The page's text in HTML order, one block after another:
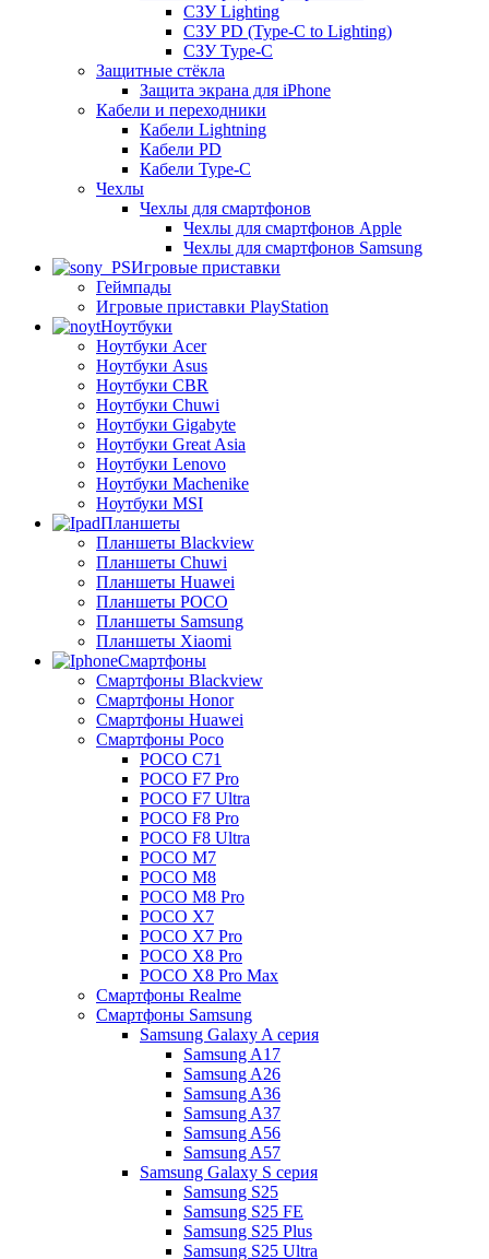
СЗУ Lighting
СЗУ PD (Type-C to Lighting)
СЗУ Type-C
Защитные стёкла
Защита экрана для iPhone
Кабели и переходники
Кабели Lightning
Кабели PD
Кабели Type-C
Чехлы
Чехлы для смартфонов
Чехлы для смартфонов Apple
Чехлы для смартфонов Samsung
Игровые приставки
Геймпады
Игровые приставки PlayStation
Ноутбуки
Ноутбуки Acer
Ноутбуки Asus
Ноутбуки CBR
Ноутбуки Chuwi
Ноутбуки Gigabyte
Ноутбуки Great Asia
Ноутбуки Lenovo
Ноутбуки Machenike
Ноутбуки MSI
Планшеты
Планшеты Blackview
Планшеты Chuwi
Планшеты Huawei
Планшеты POCO
Планшеты Samsung
Планшеты Xiaomi
Смартфоны
Смартфоны Blackview
Смартфоны Honor
Смартфоны Huawei
Смартфоны Poco
POCO C71
POCO F7 Pro
POCO F7 Ultra
POCO F8 Pro
POCO F8 Ultra
POCO M7
POCO M8
POCO M8 Pro
POCO X7
POCO X7 Pro
POCO X8 Pro
POCO X8 Pro Max
Смартфоны Realme
Смартфоны Samsung
Samsung Galaxy A серия
Samsung A17
Samsung A26
Samsung A36
Samsung A37
Samsung A56
Samsung A57
Samsung Galaxy S серия
Samsung S25
Samsung S25 FE
Samsung S25 Plus
Samsung S25 Ultra